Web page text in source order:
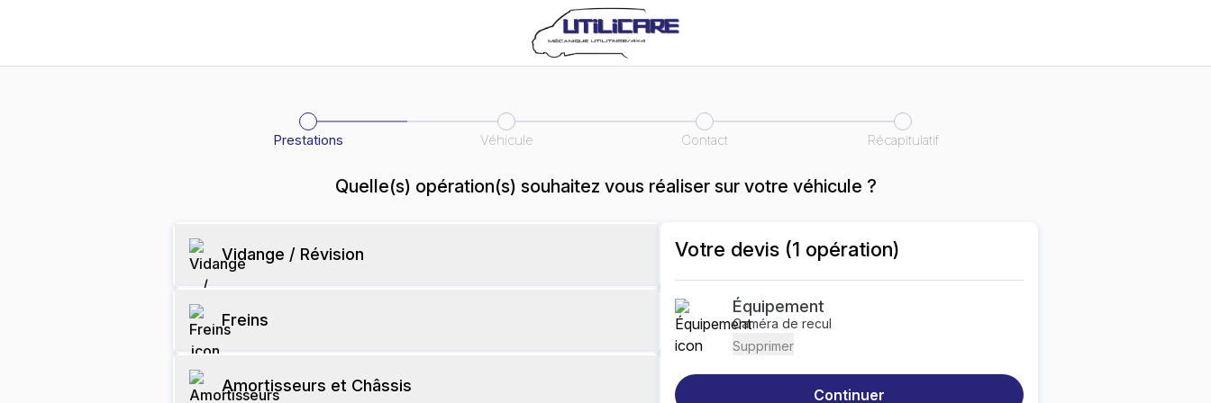
Prestations Véhicule Contact Récapitulatif
Quelle(s) opération(s) souhaitez vous réaliser sur votre véhicule ?
Vidange / Révision
Freins
Amortisseurs et Châssis
Votre devis (1 opération)
Équipement
Caméra de recul
Supprimer
Continuer